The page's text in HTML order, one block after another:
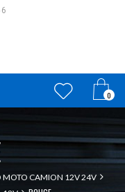
0
MOTO CAMION 12V 24V